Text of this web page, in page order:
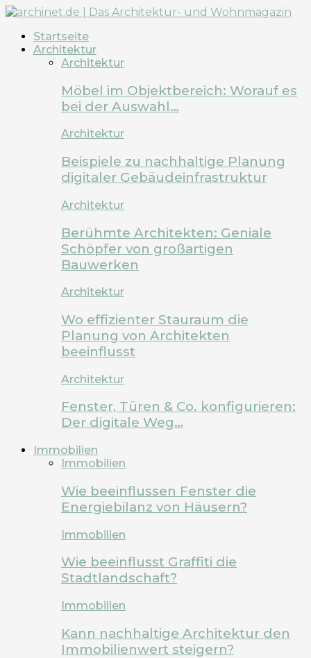
Startseite
Architektur
Architektur
Möbel im Objektbereich: Worauf es
bei der Auswahl…
Architektur
Beispiele zu nachhaltige Planung
digitaler Gebäudeinfrastruktur
Architektur
Berühmte Architekten: Geniale
Schöpfer von großartigen
Bauwerken
Architektur
Wo effizienter Stauraum die
Planung von Architekten
beeinflusst
Architektur
Fenster, Türen & Co. konfigurieren:
Der digitale Weg…
Immobilien
Immobilien
Wie beeinflussen Fenster die
Energiebilanz von Häusern?
Immobilien
Wie beeinflusst Graffiti die
Stadtlandschaft?
Immobilien
Kann nachhaltige Architektur den
Immobilienwert steigern?